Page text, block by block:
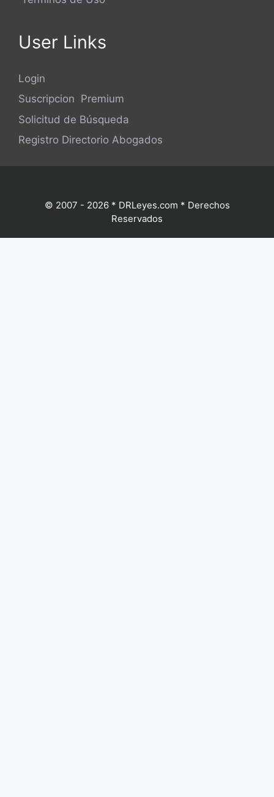
User Links
Login
Suscripcion Premium
Solicitud de Búsqueda
Registro Directorio Abogados
© 2007 - 2026 * DRLeyes.com * Derechos
Reservados